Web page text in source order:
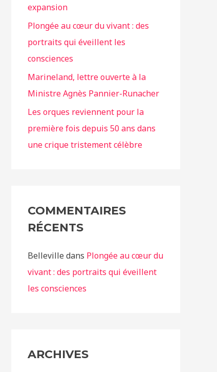
expansion
Plongée au cœur du vivant : des
portraits qui éveillent les
consciences
Marineland, lettre ouverte à la
Ministre Agnès Pannier-Runacher
Les orques reviennent pour la
première fois depuis 50 ans dans
une crique tristement célèbre
COMMENTAIRES
RÉCENTS
Belleville dans Plongée au cœur du
vivant : des portraits qui éveillent
les consciences
ARCHIVES